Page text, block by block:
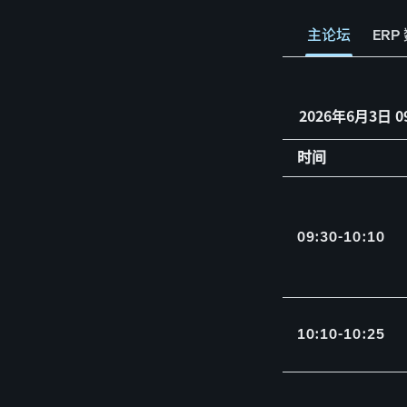
主论坛 ERP
2026年6月3日
时间
09:30-10:10
10:10-10:25